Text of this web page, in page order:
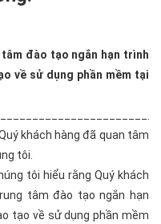
đào tạo ngắn hạn trình
về sử dụng phần mềm tại
khách hàng đã quan tâm
tôi.
tôi hiểu rằng Quý khách
tâm đào tạo ngắn hạn
tạo về sử dụng phần mềm